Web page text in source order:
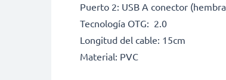
Puerto 2: USB A conector
Tecnología OTG: 2.0
Longitud del cable: 15cm
Material: PVC